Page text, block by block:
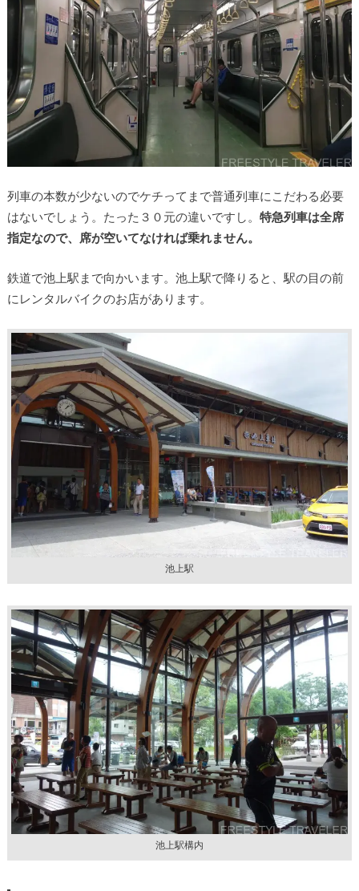
列車の本数が少ないのでケチってまで普通列車にこだわる必要
はないでしょう。たった３０元の違いですし。 特急列車は全席
指定なので、席が空いてなければ乗れません。
鉄道で池上駅まで向かいます。池上駅で降りると、駅の目の前
にレンタルバイクのお店があります。
池上駅
池上駅構内